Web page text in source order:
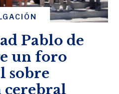
Pablo de
un foro
sobre
cerebral